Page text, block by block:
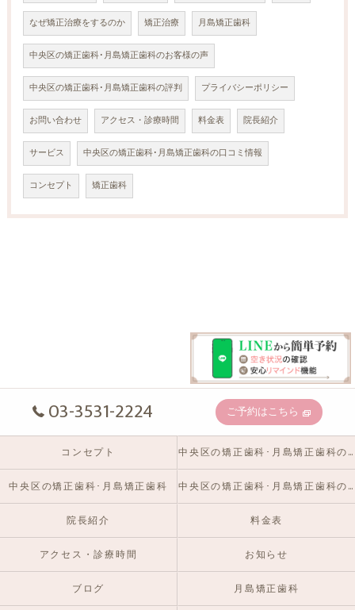
なぜ矯正治療をするのか 矯正治療 月島矯正歯科
中央区の矯正歯科･月島矯正歯科のお客様の声
中央区の矯正歯科･月島矯正歯科の評判 プライバシーポリシー
お問い合わせ アクセス・診療時間 料金表 院長紹介
サービス 中央区の矯正歯科･月島矯正歯科の口コミ情報
コンセプト 矯正歯科
03-3531-2224 ご予約はこちら
コンセプト 中央区の矯正歯科･月島矯正歯科の口コミ情報
中央区の矯正歯科･月島矯正歯科 中央区の矯正歯科･月島矯正歯科のお客様の声
院長紹介 料金表
アクセス・診療時間 お知らせ
ブログ 月島矯正歯科